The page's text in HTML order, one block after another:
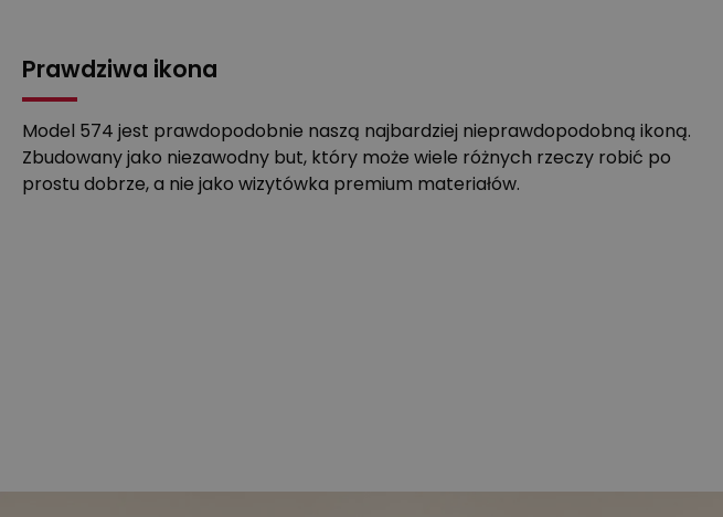
Prawdziwa ikona
Model 574 jest prawdopodobnie naszą najbardziej nieprawdopodobną ikoną.
Zbudowany jako niezawodny but, który może wiele różnych rzeczy robić po
prostu dobrze, a nie jako wizytówka premium materiałów.